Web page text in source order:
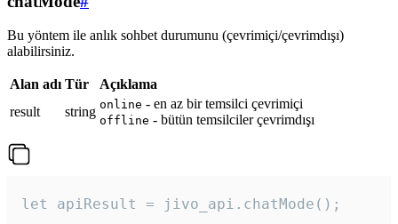
Bu yöntem ile anlık sohbet durumunu (çevrimiçi/çevrimdışı)
alabilirsiniz.
Alan adı Tür
Açıklama
result
string online - en az bir temsilci çevrimiçi
offline - bütün temsilciler çevrimdışı
let apiResult = jivo_api.chatMode();